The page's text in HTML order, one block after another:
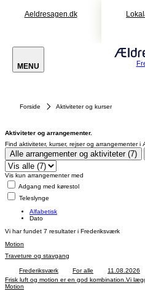
Aeldresagen.dk
MENU
Forside Aktiviteter og kurser
Aktiviteter og arrangementer.
Find aktiviteter, kurser, rejser og arrangementer
Alle arrangementer og aktiviteter (7)
Vis kun arrangementer med
Adgang med kørestol
Teleslynge
Alfabetisk
Dato
Vi har fundet 7 resultater i Frederiksværk
Motion
Traveture og stavgang
Frederiksværk For alle
11.08.2026
Frisk luft og motion er en god kombination.Vi
Motion